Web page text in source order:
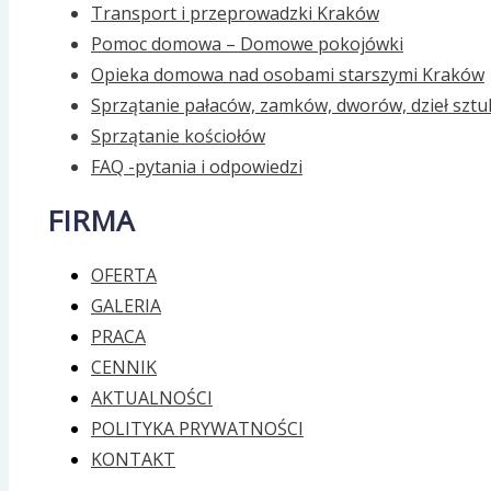
Transport i przeprowadzki Kraków
Pomoc domowa – Domowe pokojówki
Opieka domowa nad osobami starszymi Kraków
Sprzątanie pałaców, zamków, dworów, dzieł
Sprzątanie kościołów
FAQ -pytania i odpowiedzi
FIRMA
OFERTA
GALERIA
PRACA
CENNIK
AKTUALNOŚCI
POLITYKA PRYWATNOŚCI
KONTAKT